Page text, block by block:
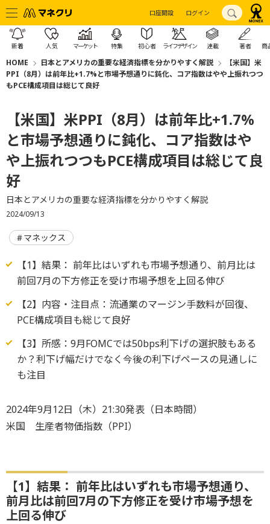
口座開設 ログイン
新着 人気 マーケット 特集 初心者 ライフデザイン 連載 著者 商
HOME 日本とアメリカの重要な経済指標を分かりやすく解説
【米国】米
PPI（8月）は前年比+1.7%と市場予想通りに鈍化、コア指数はやや上振れつつ
もPCE構成項目は総じて良好
【米国】米PPI（8月）は前年比+1.7%
と市場予想通りに鈍化、コア指数はや
や上振れつつもPCE構成項目は総じて良
好
日本とアメリカの重要な経済指標を分かりやすく解説
2024/09/13
マネックス
【1】結果： 前年比はいずれも市場予想通り、前月比は
前回7月の下方修正を受け市場予想を上回る伸び
【2】内容・注目点：流通業のマージン手数料が回復、
PCE構成項目も総じて良好
【3】所感：9月FOMCでは50bps利下げの選択肢もある
か？利下げ幅だけでなく今後の利下げペースの見通しに
も注目
2024年9月12日（木）21:30発表（日本時間）
米国 生産者物価指数（PPI）
【1】結果： 前年比はいずれも市場予想通り、
前月比は前回7月の下方修正を受け市場予想を
上回る伸び